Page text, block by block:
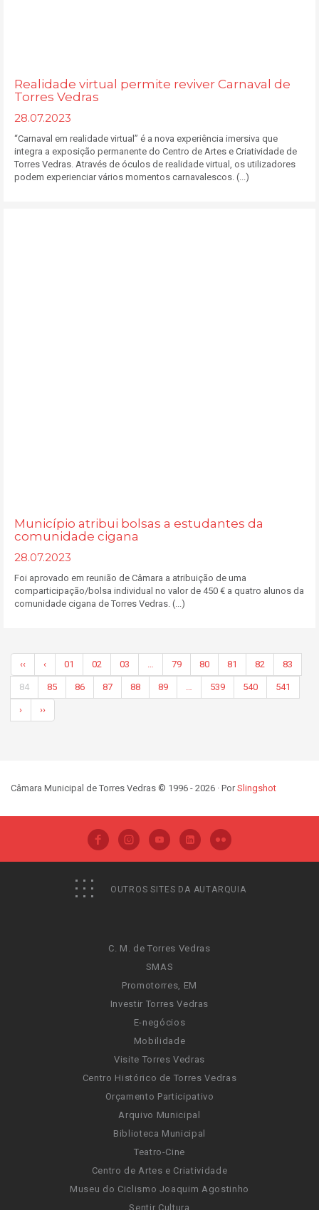
Realidade virtual permite reviver Carnaval de
Torres Vedras
28.07.2023
“Carnaval em realidade virtual” é a nova experiência imersiva que
integra a exposição permanente do Centro de Artes e Criatividade de
Torres Vedras. Através de óculos de realidade virtual, os utilizadores
podem experienciar vários momentos carnavalescos. (...)
Município atribui bolsas a estudantes da
comunidade cigana
28.07.2023
Foi aprovado em reunião de Câmara a atribuição de uma
comparticipação/bolsa individual no valor de 450 € a quatro alunos da
comunidade cigana de Torres Vedras. (...)
‹‹ ‹ 01 02 03 … 79 80 81 82 83
84 85 86 87 88 89 … 539 540 541
› ››
Câmara Municipal de Torres Vedras © 1996 - 2026 · PorSlingshot
OUTROS SITES DA AUTARQUIA
C. M. de Torres Vedras
SMAS
Promotorres, EM
Investir Torres Vedras
E-negócios
Mobilidade
Visite Torres Vedras
Centro Histórico de Torres Vedras
Orçamento Participativo
Arquivo Municipal
Biblioteca Municipal
Teatro-Cine
Centro de Artes e Criatividade
Museu do Ciclismo Joaquim Agostinho
Sentir Cultura